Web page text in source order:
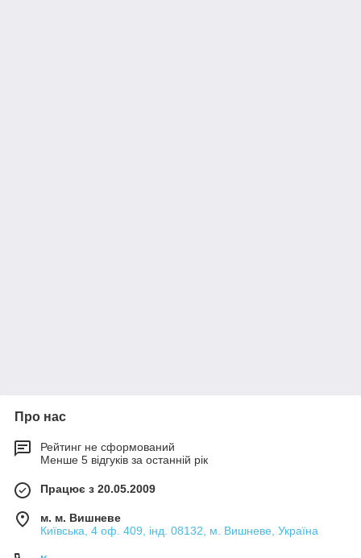
Про нас
Рейтинг не сформований
Менше 5 відгуків за останній рік
Працює з 20.05.2009
м. м. Вишневе
Київська, 4 оф. 409, інд. 08132, м. Вишневе, Україна